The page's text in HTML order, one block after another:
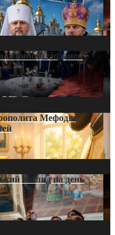
сніданок
Мефодія
погляд на день